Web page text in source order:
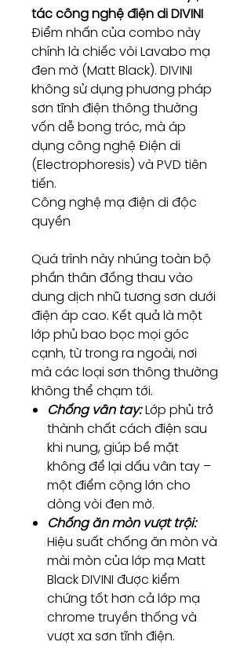
tác công nghệ điện di DIVINI
Điểm nhấn của combo này
chính là chiếc vòi Lavabo mạ
đen mờ (Matt Black). DIVINI
không sử dụng phương pháp
sơn tĩnh điện thông thường
vốn dễ bong tróc, mà áp
dụng công nghệ Điện di
(Electrophoresis) và PVD tiên
tiến.
Công nghệ mạ điện di độc
quyền
Quá trình này nhúng toàn bộ
phần thân đồng thau vào
dung dịch nhũ tương sơn dưới
điện áp cao. Kết quả là một
lớp phủ bao bọc mọi góc
cạnh, từ trong ra ngoài, nơi
mà các loại sơn thông thường
không thể chạm tới.
Chống vân tay:Lớp phủ trở
thành chất cách điện sau
khi nung, giúp bề mặt
không để lại dấu vân tay –
một điểm cộng lớn cho
dòng vòi đen mờ.
Chống ăn mòn vượt trội:
Hiệu suất chống ăn mòn và
mài mòn của lớp mạ Matt
Black DIVINI được kiểm
chứng tốt hơn cả lớp mạ
chrome truyền thống và
vượt xa sơn tĩnh điện.